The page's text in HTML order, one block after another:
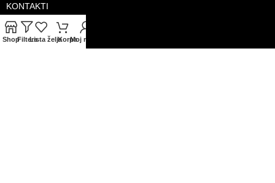
KONTAKTI
O NAMA
ShopFiltersLista željaKorpaMoj račun